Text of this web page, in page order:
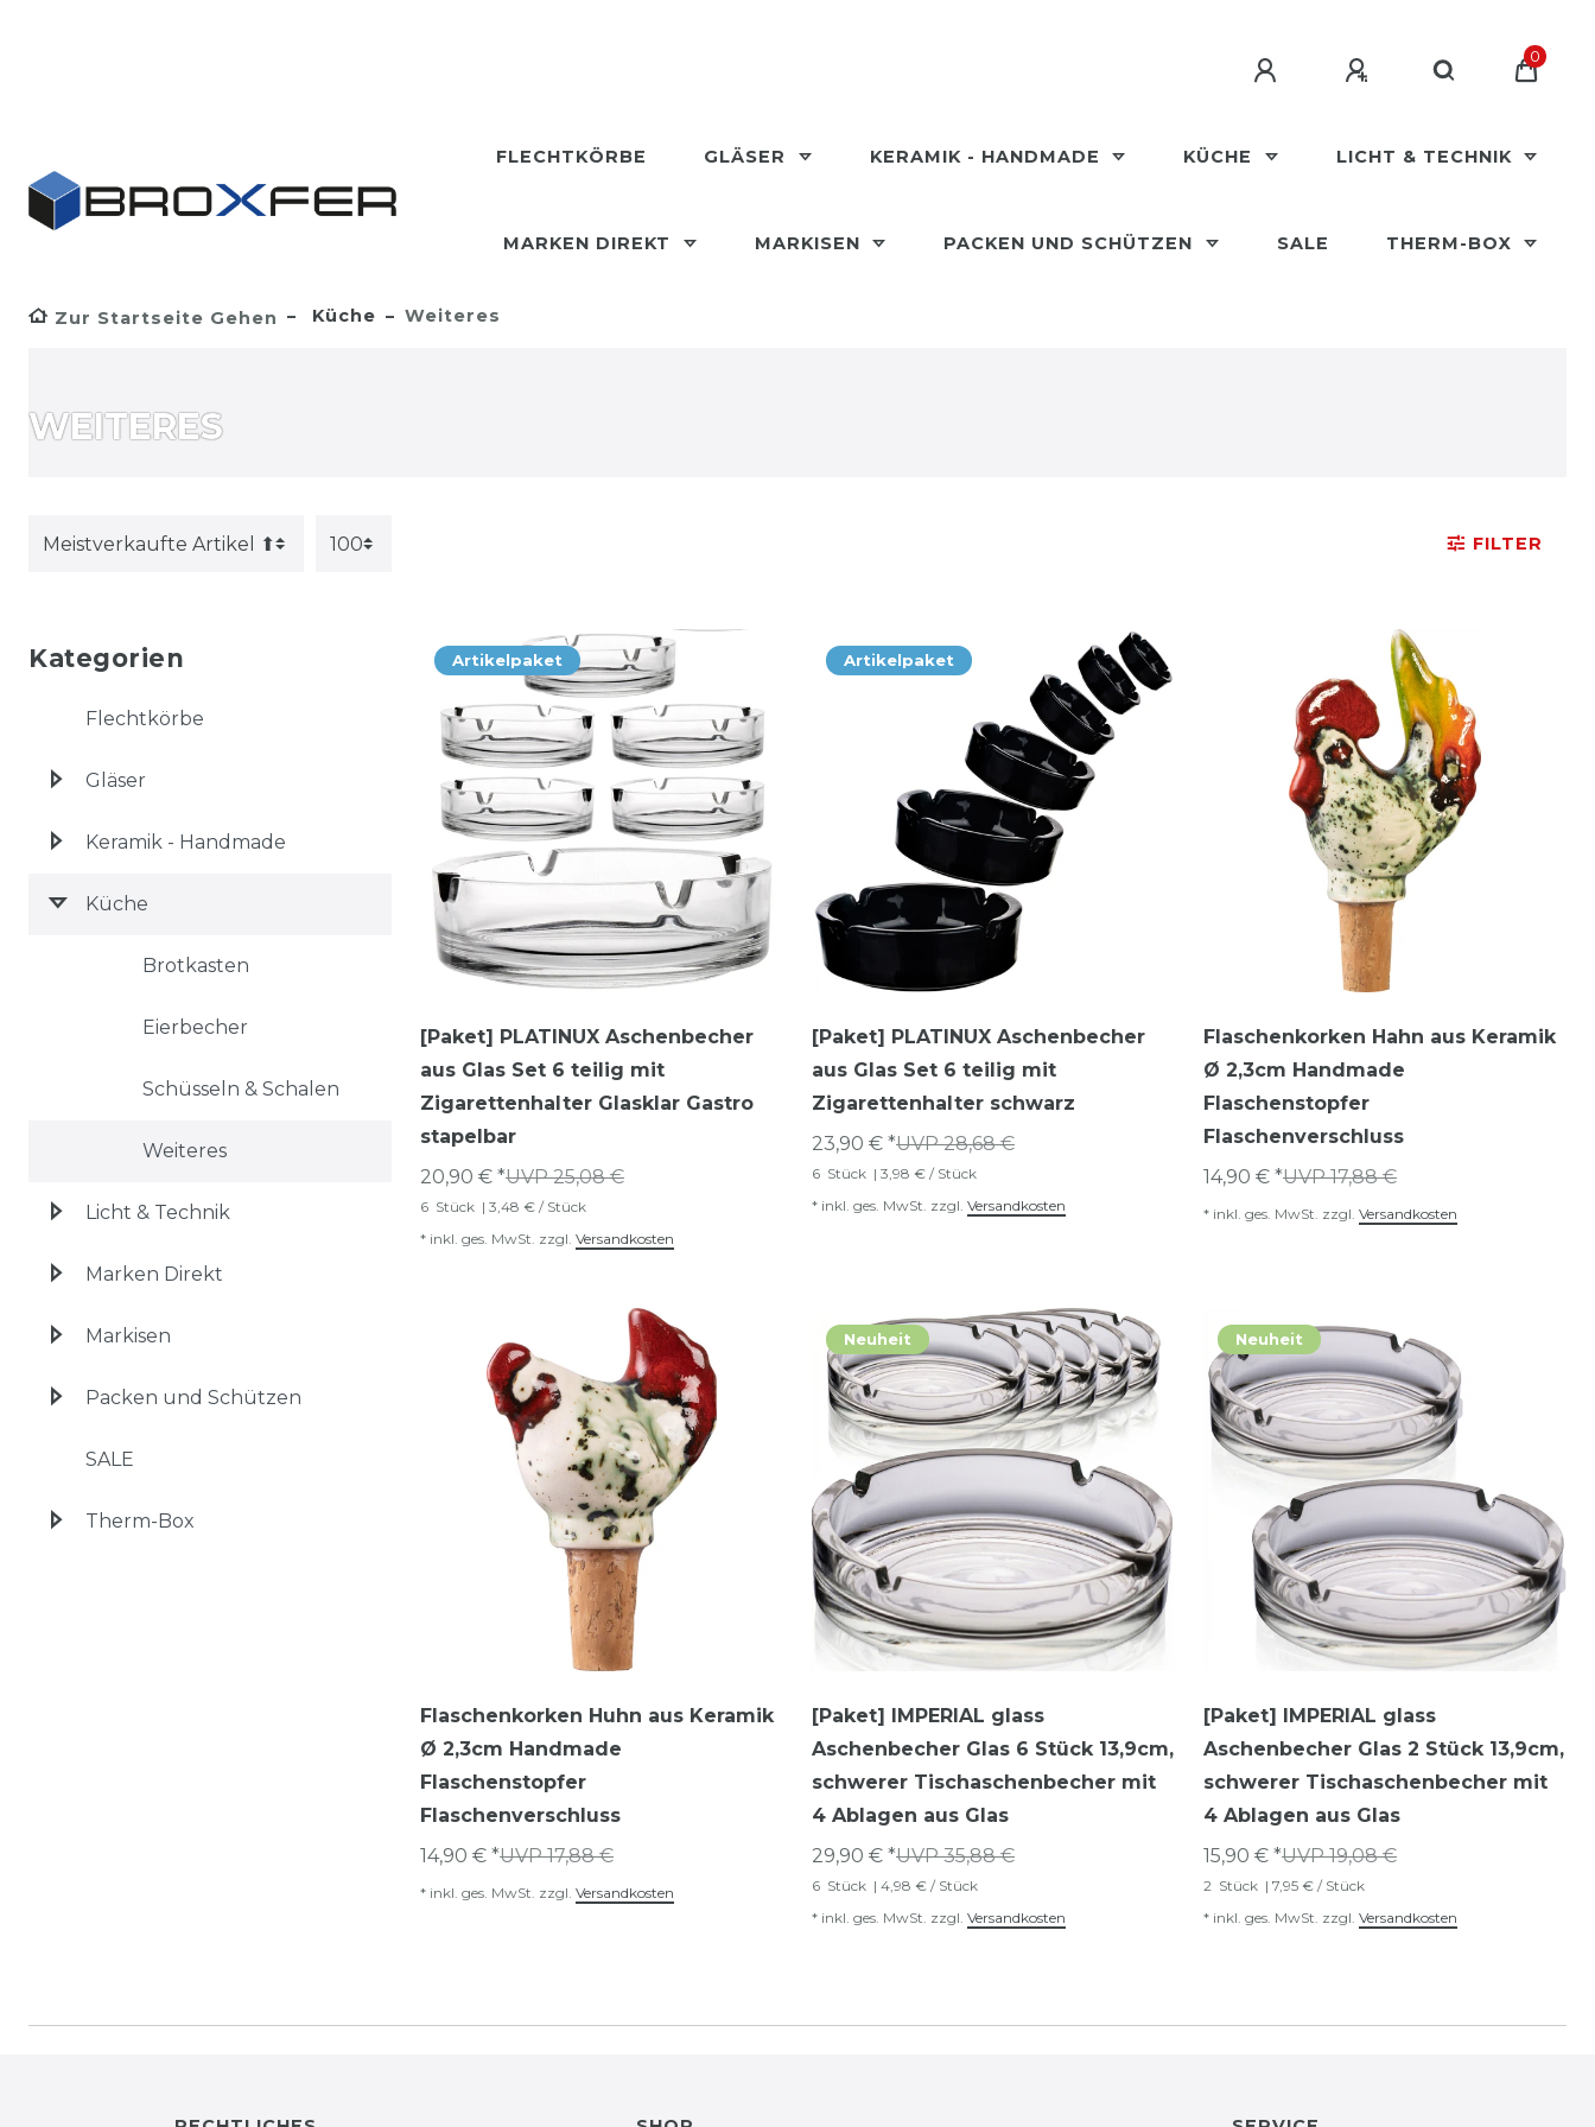
0
FLECHTKÖRBE GLÄSER KERAMIK - HANDMADE KÜCHE LICHT & TECHNIK
MARKEN DIREKT MARKISEN PACKEN UND SCHÜTZEN SALE THERM-BOX
Zur Startseite Gehen Küche Weiteres
WEITERES
FILTER
Kategorien
Flechtkörbe
Gläser
Keramik - Handmade
Küche
Brotkasten
Eierbecher
Schüsseln & Schalen
Weiteres
Licht & Technik
Marken Direkt
Markisen
Packen und Schützen
SALE
Therm-Box
Artikelpaket
[Paket] PLATINUX Aschenbecher
aus Glas Set 6 teilig mit
Zigarettenhalter Glasklar Gastro
stapelbar
UVP 25,08 €
20,90 € *
6 Stück | 3,48 € / Stück
* inkl. ges. MwSt. zzgl. Versandkosten
Artikelpaket
[Paket] PLATINUX Aschenbecher
aus Glas Set 6 teilig mit
Zigarettenhalter schwarz
UVP 28,68 €
23,90 € *
6 Stück | 3,98 € / Stück
* inkl. ges. MwSt. zzgl. Versandkosten
Flaschenkorken Hahn aus Keramik
Ø 2,3cm Handmade
Flaschenstopfer
Flaschenverschluss
UVP 17,88 €
14,90 € *
* inkl. ges. MwSt. zzgl. Versandkosten
Flaschenkorken Huhn aus Keramik
Ø 2,3cm Handmade
Flaschenstopfer
Flaschenverschluss
UVP 17,88 €
14,90 € *
* inkl. ges. MwSt. zzgl. Versandkosten
Neuheit
[Paket] IMPERIAL glass
Aschenbecher Glas 6 Stück 13,9cm,
schwerer Tischaschenbecher mit
4 Ablagen aus Glas
UVP 35,88 €
29,90 € *
6 Stück | 4,98 € / Stück
* inkl. ges. MwSt. zzgl. Versandkosten
Neuheit
[Paket] IMPERIAL glass
Aschenbecher Glas 2 Stück 13,9cm,
schwerer Tischaschenbecher mit
4 Ablagen aus Glas
UVP 19,08 €
15,90 € *
2 Stück | 7,95 € / Stück
* inkl. ges. MwSt. zzgl. Versandkosten